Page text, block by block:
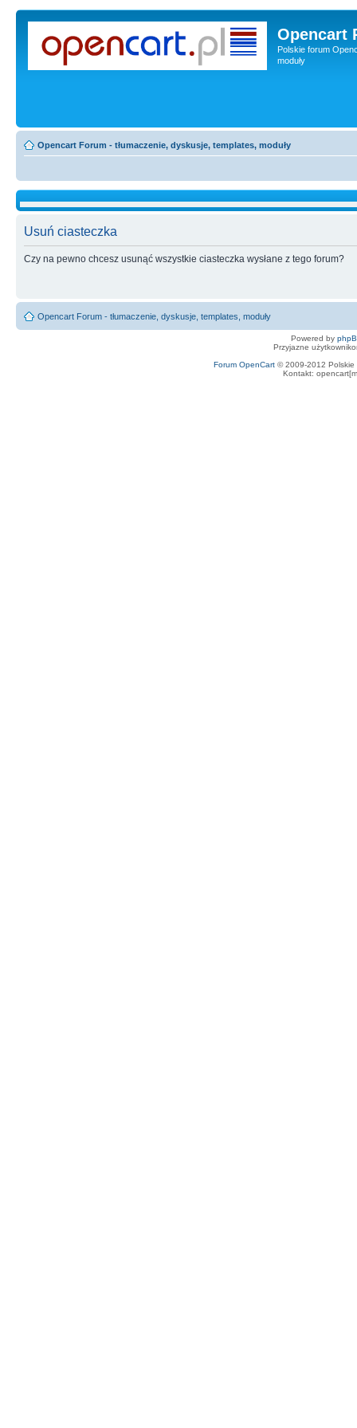
Opencart
Polskie forum
moduły
Opencart Forum - tłumaczenie, dyskusje, templates, moduły
Usuń ciasteczka
Czy na pewno chcesz usunąć wszystkie ciasteczka wysłane z tego forum?
Opencart Forum - tłumaczenie, dyskusje, templates, moduły
Powered by
Przyjazne
Forum OpenCart© 2009-2012 Polskie
Kontakt: